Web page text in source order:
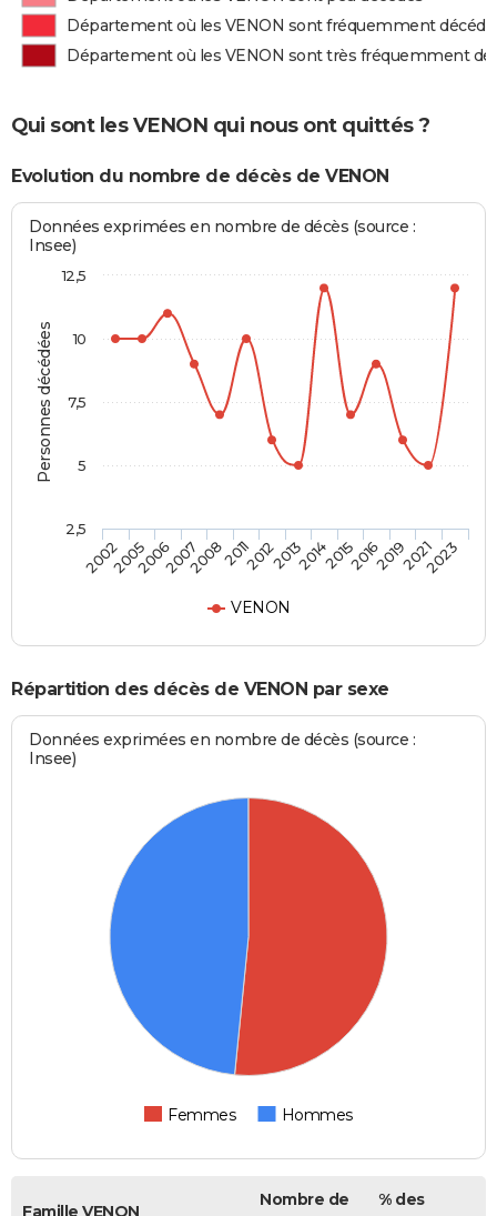
Département où les VENON sont fréquemment
Département où les VENON sont très fréquemment
Qui sont les VENON qui nous ont quittés ?
Evolution du nombre de décès de VENON
Personnes décédées
Données exprimées en nombre de décès (source :
Insee)
VENON
20022005200620072008201120122013201420152016201920212023
10
2,5
5
7,5
12,5
Répartition des décès de VENON par sexe
Données exprimées en nombre de décès (source :
Insee)
Femmes Hommes
Famille VENON
Nombre de
% des